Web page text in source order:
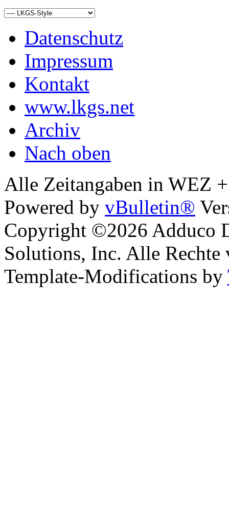
Datenschutz
Impressum
Kontakt
www.lkgs.net
Archiv
Nach oben
Alle Zeitangaben in WEZ
Powered by vBulletin®
Copyright ©2026 Adduco
Solutions, Inc. Alle Rechte
Template-Modifications by